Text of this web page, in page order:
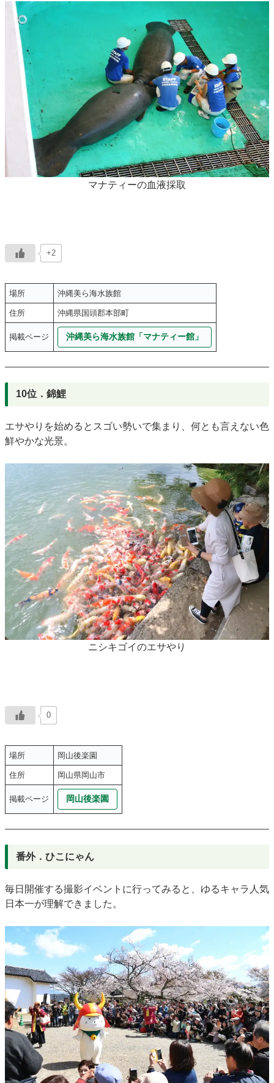
マナティーの血液採取
+2
場所 沖縄美ら海水族館
住所 沖縄県国頭郡本部町
掲載ページ 沖縄美ら海水族館「マナティー館」
10位．錦鯉
エサやりを始めるとスゴい勢いで集まり、何とも言えない色
鮮やかな光景。
ニシキゴイのエサやり
0
場所 岡山後楽園
住所 岡山県岡山市
掲載ページ 岡山後楽園
番外．ひこにゃん
毎日開催する撮影イベントに行ってみると、ゆるキャラ人気
日本一が理解できました。